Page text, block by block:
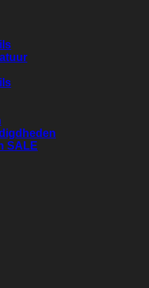
SALE